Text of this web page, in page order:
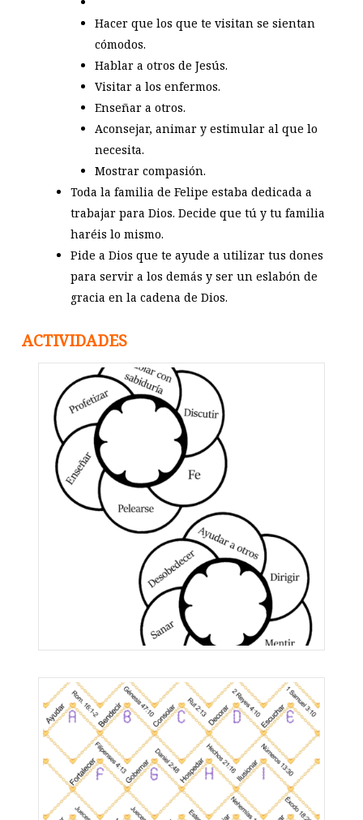
Hacer que los que te visitan se sientan
cómodos.
Hablar a otros de Jesús.
Visitar a los enfermos.
Enseñar a otros.
Aconsejar, animar y estimular al que lo
necesita.
Mostrar compasión.
Toda la familia de Felipe estaba dedicada a
trabajar para Dios. Decide que tú y tu familia
haréis lo mismo.
Pide a Dios que te ayude a utilizar tus dones
para servir a los demás y ser un eslabón de
gracia en la cadena de Dios.
ACTIVIDADES